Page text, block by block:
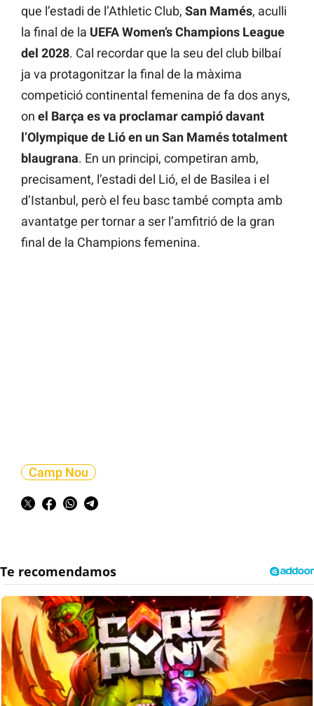
que l’estadi de l’Athletic Club, San Mamés, aculli
la final de la UEFA Women’s Champions League
del 2028. Cal recordar que la seu del club bilbaí
ja va protagonitzar la final de la màxima
competició continental femenina de fa dos anys,
on el Barça es va proclamar campió davant
l’Olympique de Lió en un San Mamés totalment
blaugrana. En un principi, competiran amb,
precisament, l’estadi del Lió, el de Basilea i el
d’Istanbul, però el feu basc també compta amb
avantatge per tornar a ser l’amfitrió de la gran
final de la Champions femenina.
Camp Nou